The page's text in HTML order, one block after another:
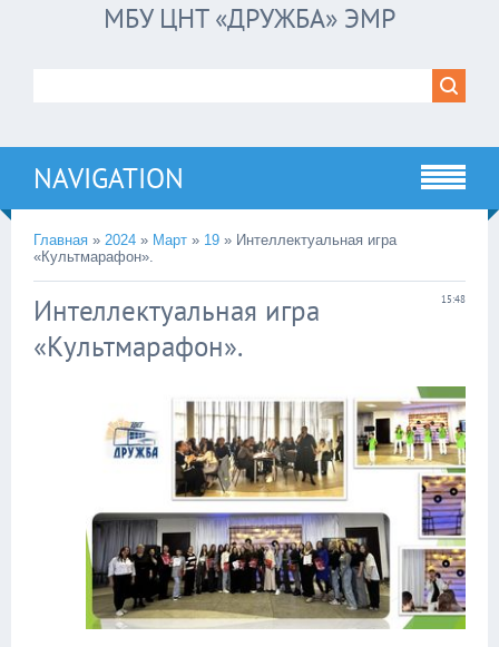
МБУ ЦНТ «ДРУЖБА» ЭМР
NAVIGATION
Главная » 2024 » Март » 19 » Интеллектуальная игра
«Культмарафон».
15:48
Интеллектуальная игра
«Культмарафон».